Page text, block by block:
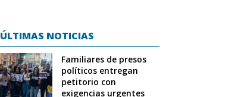
ÚLTIMAS NOTICIAS
Familiares de presos
políticos entregan
petitorio con
exigencias urgentes